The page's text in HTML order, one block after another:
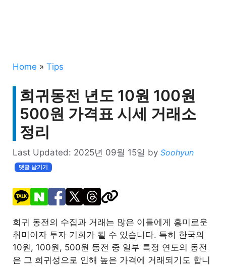
Home » Tips
희귀동전 년도 10원 100원
500원 가격표 시세 거래소
정리
Last Updated: 2025년 09월 15일 by Soohyun
댓글 남기기
희귀 동전의 수집과 거래는 많은 이들에게 흥미로운
취미이자 투자 기회가 될 수 있습니다. 특히 한국의
10원, 100원, 500원 동전 중 일부 특정 연도의 동전
은 그 희귀성으로 인해 높은 가격에 거래되기도 합니